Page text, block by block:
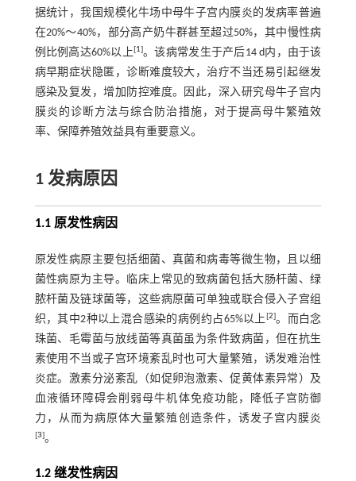
据统计，我国规模化牛场中母牛子宫内膜炎的发病率普遍
在20%～40%，部分高产奶牛群甚至超过50%，其中慢性病
例比例高达60%以上[1]。该病常发生于产后14 d内，由于该
病早期症状隐匿，诊断难度较大，治疗不当还易引起继发
感染及复发，增加防控难度。因此，深入研究母牛子宫内
膜炎的诊断方法与综合防治措施，对于提高母牛繁殖效
率、保障养殖效益具有重要意义。
1 发病原因
1.1 原发性病因
原发性病原主要包括细菌、真菌和病毒等微生物，且以细
菌性病原为主导。临床上常见的致病菌包括大肠杆菌、绿
脓杆菌及链球菌等，这些病原菌可单独或联合侵入子宫组
织，其中2种以上混合感染的病例约占65%以上[2]。而白念
珠菌、毛霉菌与放线菌等真菌虽为条件致病菌，但在抗生
素使用不当或子宫环境紊乱时也可大量繁殖，诱发难治性
炎症。激素分泌紊乱（如促卵泡激素、促黄体素异常）及
血液循环障碍会削弱母牛机体免疫功能，降低子宫防御
力，从而为病原体大量繁殖创造条件，诱发子宫内膜炎
[3]。
1.2 继发性病因